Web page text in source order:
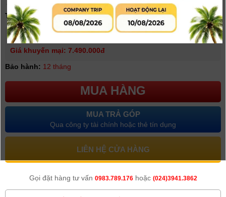
(0người đánh giá)
Tình trạng:
Có hàng
Giá niêm yết:
Giá khuyến mại: 7.490.000đ
Bảo hành: 12 tháng
MUA HÀNG
MUA TRẢ GÓP
Qua công ty tài chính hoặc thẻ tín dụng
LIÊN HỆ CỬA HÀNG
Gọi đặt hàng tư vấn 0983.789.176hoặc (024)3941.3862